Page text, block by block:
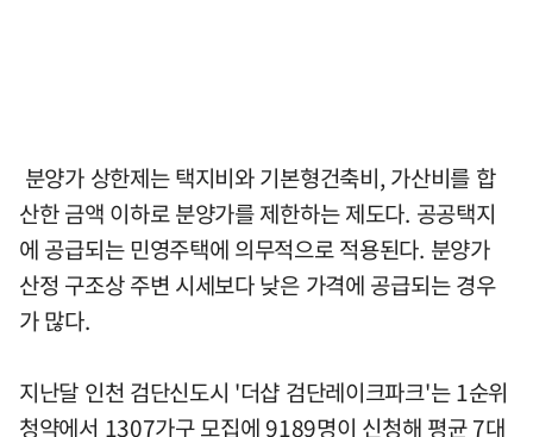
분양가 상한제는 택지비와 기본형건축비, 가산비를 합
산한 금액 이하로 분양가를 제한하는 제도다. 공공택지
에 공급되는 민영주택에 의무적으로 적용된다. 분양가
산정 구조상 주변 시세보다 낮은 가격에 공급되는 경우
가 많다.
지난달 인천 검단신도시 '더샵 검단레이크파크'는 1순위
청약에서 1307가구 모집에 9189명이 신청해 평균 7대